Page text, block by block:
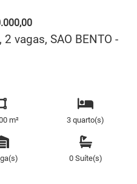
vagas, SAO BENTO -
m² 3 quarto(s)
0 Suíte(s)